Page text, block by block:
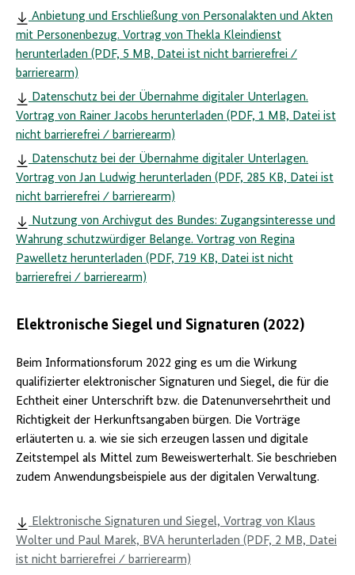
Anbietung und Erschließung von Personalakten und Akten
mit Personenbezug. Vortrag von Thekla Kleindienst
herunterladen (PDF, 5 MB, Datei ist nicht barrierefrei ⁄
barrierearm)
Datenschutz bei der Übernahme digitaler Unterlagen.
Vortrag von Rainer Jacobs herunterladen (PDF, 1 MB, Datei ist
nicht barrierefrei ⁄ barrierearm)
Datenschutz bei der Übernahme digitaler Unterlagen.
Vortrag von Jan Ludwig herunterladen (PDF, 285 KB, Datei ist
nicht barrierefrei ⁄ barrierearm)
Nutzung von Archivgut des Bundes: Zugangsinteresse und
Wahrung schutzwürdiger Belange. Vortrag von Regina
Pawelletz herunterladen (PDF, 719 KB, Datei ist nicht
barrierefrei ⁄ barrierearm)
Elektronische Siegel und Signaturen (2022)
Beim Informationsforum 2022 ging es um die Wirkung
qualifizierter elektronischer Signaturen und Siegel, die für die
Echtheit einer Unterschrift bzw. die Datenunversehrtheit und
Richtigkeit der Herkunftsangaben bürgen. Die Vorträge
erläuterten u. a. wie sie sich erzeugen lassen und digitale
Zeitstempel als Mittel zum Beweiswerterhalt. Sie beschrieben
zudem Anwendungsbeispiele aus der digitalen Verwaltung.
Elektronische Signaturen und Siegel, Vortrag von Klaus
Wolter und Paul Marek, BVA herunterladen (PDF, 2 MB, Datei
ist nicht barrierefrei ⁄ barrierearm)